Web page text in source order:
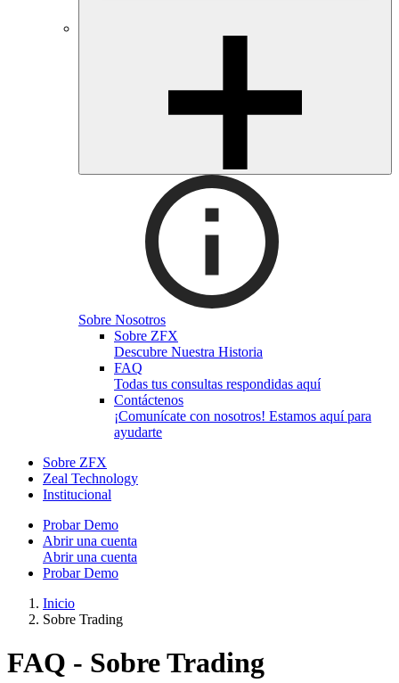
Sobre Nosotros
Sobre ZFX
Descubre Nuestra Historia
FAQ
Todas tus consultas respondidas aquí
Contáctenos
¡Comunícate con nosotros! Estamos aquí para
ayudarte
Sobre ZFX
Zeal Technology
Institucional
Probar Demo
Abrir una cuenta
Abrir una cuenta
Probar Demo
Inicio
Sobre Trading
FAQ - Sobre Trading